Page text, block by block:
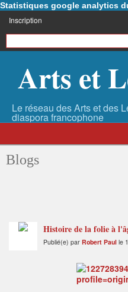
Statistiques google analytics
Inscription
Arts et
Blogs
Histoire de la folie à
Publié(e) par Robert Paul le